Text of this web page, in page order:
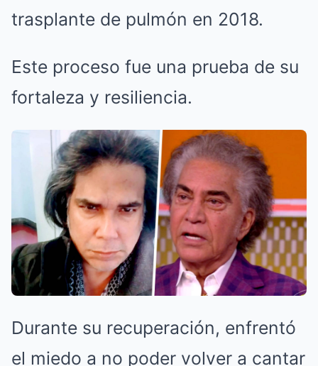
trasplante de pulmón en 2018.
Este proceso fue una prueba de su
fortaleza y resiliencia.
Durante su recuperación, enfrentó
el miedo a no poder volver a cantar